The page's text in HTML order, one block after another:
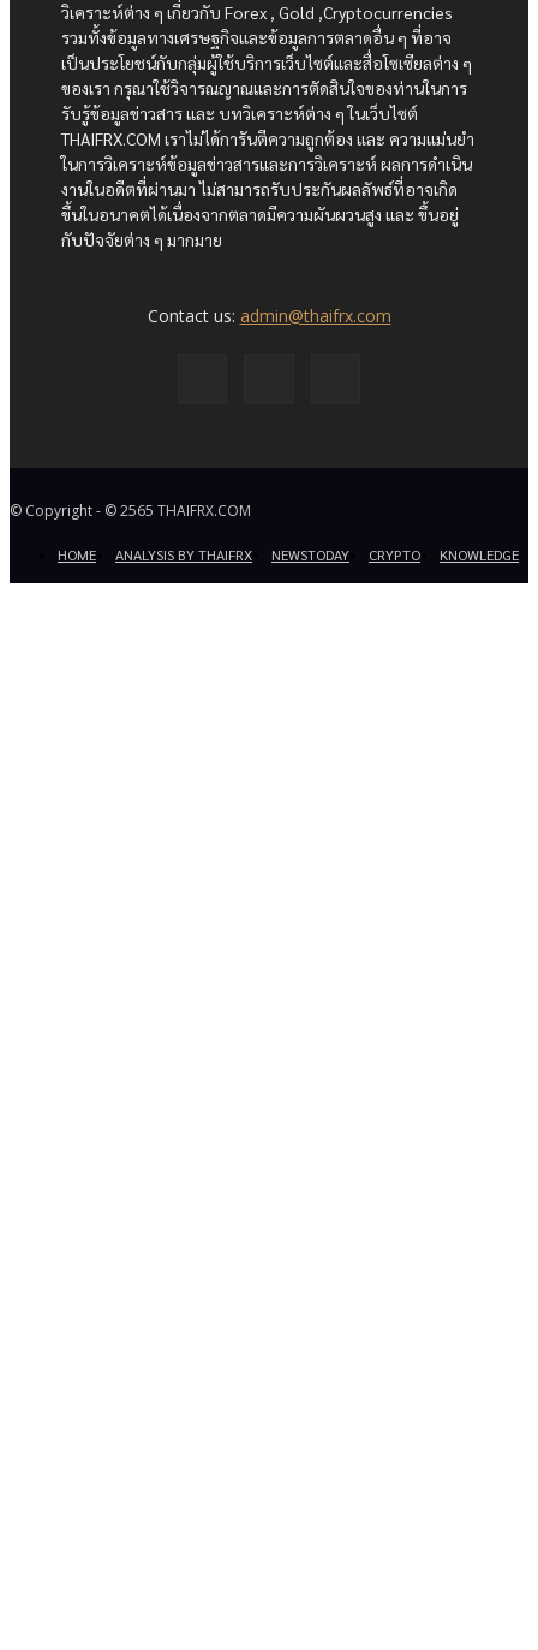
วิเคราะห์ต่าง ๆ เกี่ยวกับ Forex , Gold ,Cryptocurrencies
รวมทั้งข้อมูลทางเศรษฐกิจและข้อมูลการตลาดอื่น ๆ ที่อาจ
เป็นประโยชน์กับกลุ่มผู้ใช้บริการเว็บไซต์และสื่อโซเซียลต่าง ๆ
ของเรา กรุณาใช้วิจารณญาณและการตัดสินใจของท่านในการ
รับรู้ข้อมูลข่าวสาร และ บทวิเคราะห์ต่าง ๆ ในเว็บไซต์
THAIFRX.COM เราไม่ได้การันตีความถูกต้อง และ ความแม่นยำ
ในการวิเคราะห์ข้อมูลข่าวสารและการวิเคราะห์ ผลการดำเนิน
งานในอดีตที่ผ่านมา ไม่สามารถรับประกันผลลัพธ์ที่อาจเกิด
ขึ้นในอนาคตได้เนื่องจากตลาดมีความผันผวนสูง และ ขึ้นอยู่
กับปัจจัยต่าง ๆ มากมาย
Contact us: admin@thaifrx.com
© Copyright - © 2565 THAIFRX.COM
HOME ANALYSIS BY THAIFRX NEWSTODAY CRYPTO KNOWLEDGE